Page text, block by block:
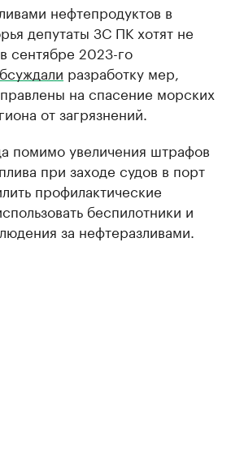
нефтепродуктов в
депутаты ЗС ПК хотят не
сентябре 2023-го
разработку мер,
на спасение морских
от загрязнений.
помимо увеличения штрафов
при заходе судов в порт
профилактические
беспилотники и
за нефтеразливами.